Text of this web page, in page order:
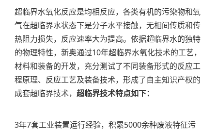
超临界水氧化反应是均相反应，各类有机的污染物和氧
气在超临界水状态下是分子水平接触，无相间传质和传
热阻力损失，反应速率大为提高。依据超临界水的独特
的物理特性，新奥通过10年超临界水氧化技术的工艺，
材料和装备的开发，充分测试了不同装备形式的反应工
程原理、反应工艺及装备技术，形成了自主知识产权的
成套超临界技术， 超临界技术特点如下：
3年7套工业装置运行经验，积累5000余种废液特征污